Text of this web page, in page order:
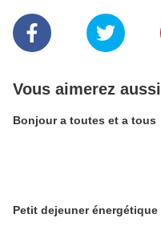
Vous aimerez aussi
Bonjour a toutes et a tous
Petit dejeuner énergétique